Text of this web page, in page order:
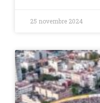
25 novembre 2024